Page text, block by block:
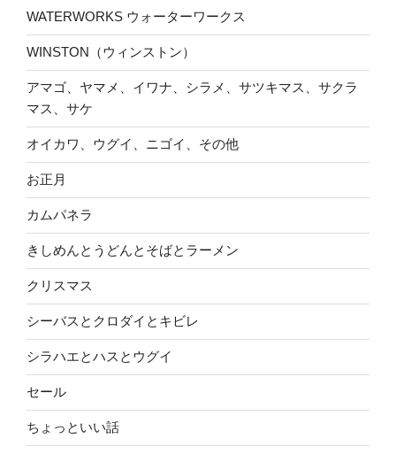
WATERWORKS ウォーターワークス
WINSTON（ウィンストン）
アマゴ、ヤマメ、イワナ、シラメ、サツキマス、サクラ
マス、サケ
オイカワ、ウグイ、ニゴイ、その他
お正月
カムパネラ
きしめんとうどんとそばとラーメン
クリスマス
シーバスとクロダイとキビレ
シラハエとハスとウグイ
セール
ちょっといい話